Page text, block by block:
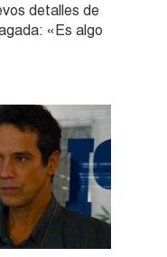
detalles de
«Es algo